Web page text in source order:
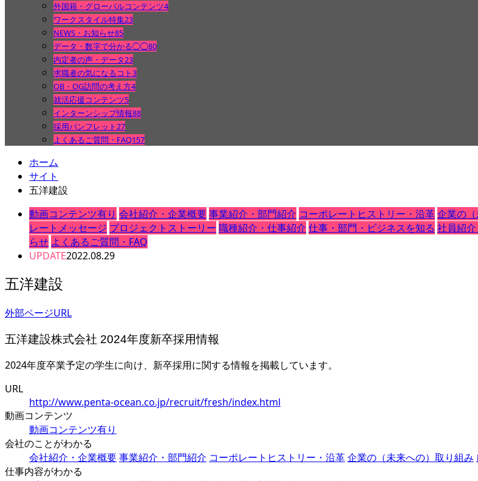
外国籍・グローバルコンテンツ4
ワークスタイル特集23
NEWS・お知らせ85
データ・数字で分かる◯◯80
内定者の声・データ23
求職者の気になるコト3
OB・OG訪問の考え方4
就活応援コンテンツ5
インターンシップ情報88
採用パンフレット27
よくあるご質問・FAQ157
ホーム
サイト
五洋建設
動画コンテンツ有り 会社紹介・企業概要事業紹介・部門紹介 コーポレートヒストリー・沿革企業の
レートメッセージ プロジェクトストーリー 職種紹介・仕事紹介 仕事・部門・ビジネスを知る 社員紹
らせ よくあるご質問・FAQ
UPDATE2022.08.29
五洋建設
外部ページURL
五洋建設株式会社 2024年度新卒採用情報
2024年度卒業予定の学生に向け、新卒採用に関する情報を掲載しています。
URL
http://www.penta-ocean.co.jp/recruit/fresh/index.html
動画コンテンツ
動画コンテンツ有り
会社のことがわかる
会社紹介・企業概要事業紹介・部門紹介 コーポレートヒストリー・沿革企業の（未来への）取り組み
仕事内容がわかる